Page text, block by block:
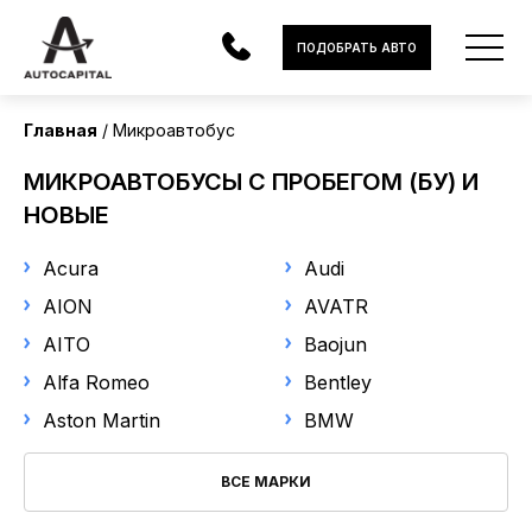
ЭЛЕКТРОМОБИЛИ
В НАЛИЧИИ
МОТОЦИКЛЫ
УСЛУГИ
ЛИЗИНГ
ПОДОБРАТЬ АВТО
Главная Микроавтобус
МИКРОАВТОБУСЫ С ПРОБЕГОМ (БУ) И
НОВЫЕ
Acura
AION
AITO
Alfa Romeo
Aston Martin
Audi
AVATR
Baojun
Bentley
BMW
ВСЕ МАРКИ
Страна поставки
Выберите марку
Модель
Выберите модель
Год выпуска
до